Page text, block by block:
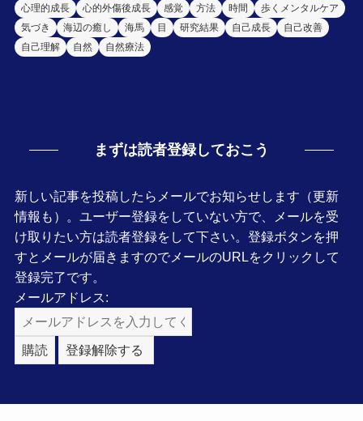
心理的成長
心的外傷後成長 感覚 方法 時間
歩くメンタルケア
気づき
海辺の癒し 海馬 目 研究結果 自己成長
自己改善
自己理解
自然 自然療法
まずは読者登録しておこう
新しい記事を投稿したらメールでお知らせします（更新
情報も）。ユーザー登録をしていない方で、メールを受
け取りたい方は読者登録をして下さい。登録ボタンを押
すとメールが届きますのでメールのURLをクリックして
登録完了です。
メールアドレス: